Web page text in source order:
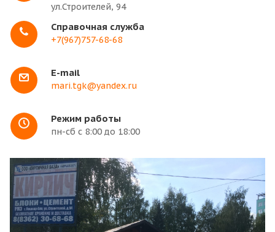
ул.Строителей, 94
Справочная служба
+7(967)757-68-68
E-mail
mari.tgk@yandex.ru
Режим работы
пн-сб с 8:00 до 18:00